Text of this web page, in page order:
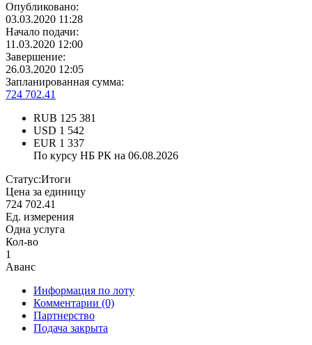
Опубликовано:
03.03.2020 11:28
Начало подачи:
11.03.2020 12:00
Завершение:
26.03.2020 12:05
Запланированная сумма:
724 702.41
RUB 125 381
USD 1 542
EUR 1 337
По курсу НБ РК на 06.08.2026
Статус:Итоги
Цена за единицу
724 702.41
Ед. измерения
Одна услуга
Кол-во
1
Аванс
Информация по лоту
Комментарии (0)
Партнерство
Подача закрыта